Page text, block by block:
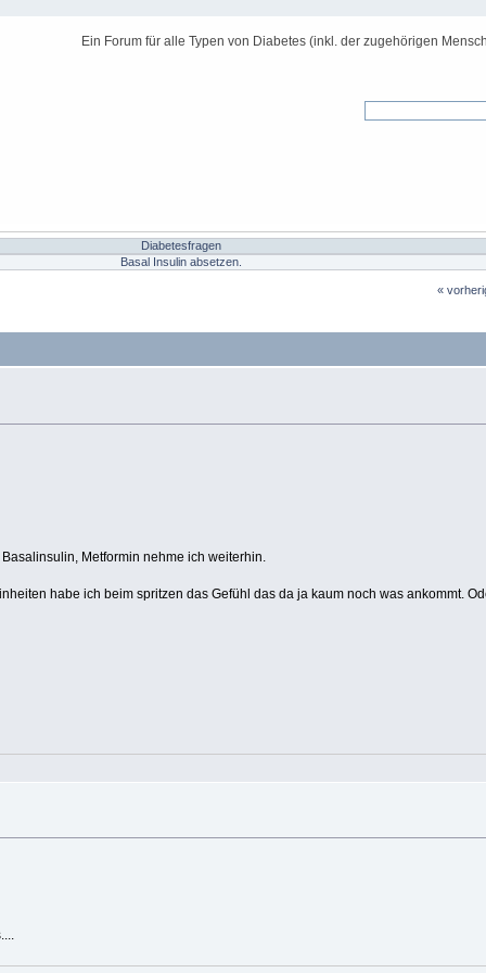
Ein Forum für alle Typen von Diabetes (inkl. der zugehörigen
Diabetesfragen
Basal Insulin absetzen.
«
Metformin nehme ich weiterhin.
habe ich beim spritzen das Gefühl das da ja kaum noch was ankommt.